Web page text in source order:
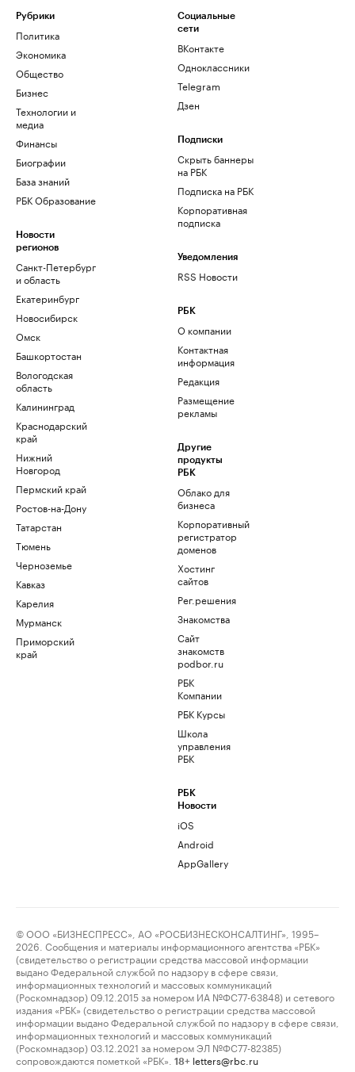
Рубрики
Политика
Экономика
Общество
Бизнес
Технологии и
медиа
Финансы
Биографии
База знаний
РБК Образование
Новости
регионов
Санкт-Петербург
и область
Екатеринбург
Новосибирск
Омск
Башкортостан
Вологодская
область
Калининград
Краснодарский
край
Нижний
Новгород
Пермский край
Ростов-на-Дону
Татарстан
Тюмень
Черноземье
Кавказ
Карелия
Мурманск
Приморский
край
Социальные
сети
ВКонтакте
Одноклассники
Telegram
Дзен
Подписки
Скрыть баннеры
на РБК
Подписка на РБК
Корпоративная
подписка
Уведомления
RSS Новости
РБК
О компании
Контактная
информация
Редакция
Размещение
рекламы
Другие
продукты
РБК
Облако для
бизнеса
Корпоративный
регистратор
доменов
Хостинг
сайтов
Рег.решения
Знакомства
Сайт
знакомств
podbor.ru
РБК
Компании
РБК Курсы
Школа
управления
РБК
РБК
Новости
iOS
Android
AppGallery
© ООО «БИЗНЕСПРЕСС», АО «РОСБИЗНЕСКОНСАЛТИНГ», 1995–
2026. Сообщения и материалы информационного агентства «РБК»
(свидетельство о регистрации средства массовой информации
выдано Федеральной службой по надзору в сфере связи,
информационных технологий и массовых коммуникаций
(Роскомнадзор) 09.12.2015 за номером ИА №ФС77-63848) и сетевого
издания «РБК» (свидетельство о регистрации средства массовой
информации выдано Федеральной службой по надзору в сфере связи,
информационных технологий и массовых коммуникаций
(Роскомнадзор) 03.12.2021 за номером ЭЛ №ФС77-82385)
сопровождаются пометкой «РБК».
18+ letters@rbc.ru